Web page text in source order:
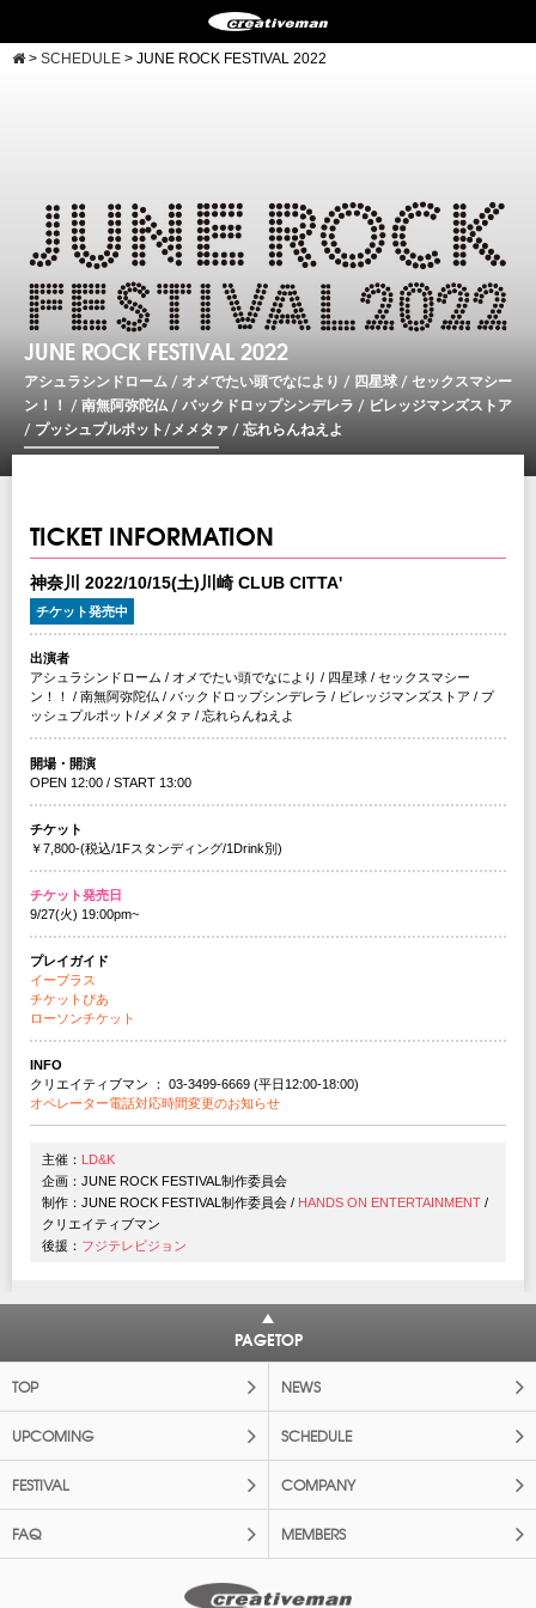
> SCHEDULE > JUNE ROCK FESTIVAL 2022
JUNE ROCK FESTIVAL 2022
アシュラシンドローム / オメでたい頭でなにより / 四星球 / セックスマシー
ン！！ / 南無阿弥陀仏 / バックドロップシンデレラ / ビレッジマンズストア
/ プッシュプルポット/メメタァ / 忘れらんねえよ
TICKET INFORMATION
神奈川 2022/10/15(土)川崎 CLUB CITTA'
チケット発売中
出演者
アシュラシンドローム / オメでたい頭でなにより / 四星球 / セックスマシー
ン！！ / 南無阿弥陀仏 / バックドロップシンデレラ / ビレッジマンズストア / プ
ッシュプルポット/メメタァ / 忘れらんねえよ
開場・開演
OPEN 12:00 / START 13:00
チケット
￥7,800-(税込/1Fスタンディング/1Drink別)
チケット発売日
9/27(火) 19:00pm~
プレイガイド
イープラス
チケットぴあ
ローソンチケット
INFO
クリエイティブマン ： 03-3499-6669 (平日12:00-18:00)
オペレーター電話対応時間変更のお知らせ
主催： LD&K
企画：JUNE ROCK FESTIVAL制作委員会
制作：JUNE ROCK FESTIVAL制作委員会 / HANDS ON ENTERTAINMENT /
クリエイティブマン
後援： フジテレビジョン
PAGETOP
TOP NEWS
UPCOMING SCHEDULE
FESTIVAL COMPANY
FAQ MEMBERS